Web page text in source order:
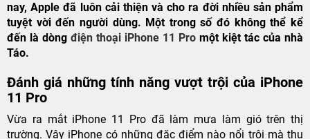
nay, Apple đã luôn cải thiện và cho ra đời nhiều sản phẩm
tuyệt vời đến người dùng. Một trong số đó không thể kể
đến là dòng điện thoại iPhone 11 Pro một kiệt tác của nhà
Táo.
Đánh giá những tính năng vượt trội của iPhone
11 Pro
Vừa ra mắt iPhone 11 Pro đã làm mưa làm gió trên thị
trường. Vậy iPhone có những đặc điểm nào nổi trội mà thu